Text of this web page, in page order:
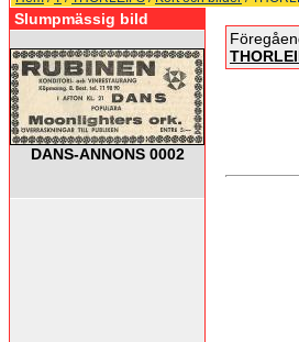
Slumpmässig bild
DANS-ANNONS 0002